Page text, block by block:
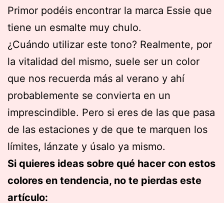
Primor podéis encontrar la marca Essie que
tiene un esmalte muy chulo.
¿Cuándo utilizar este tono? Realmente, por
la vitalidad del mismo, suele ser un color
que nos recuerda más al verano y ahí
probablemente se convierta en un
imprescindible. Pero si eres de las que pasa
de las estaciones y de que te marquen los
límites, lánzate y úsalo ya mismo.
Si quieres ideas sobre qué hacer con estos
colores en tendencia, no te pierdas este
artículo: